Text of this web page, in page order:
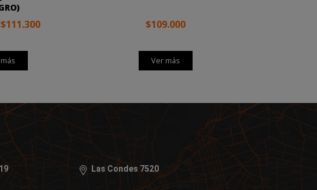
$111.300 $109.000
Ver más
Las Condes 7520